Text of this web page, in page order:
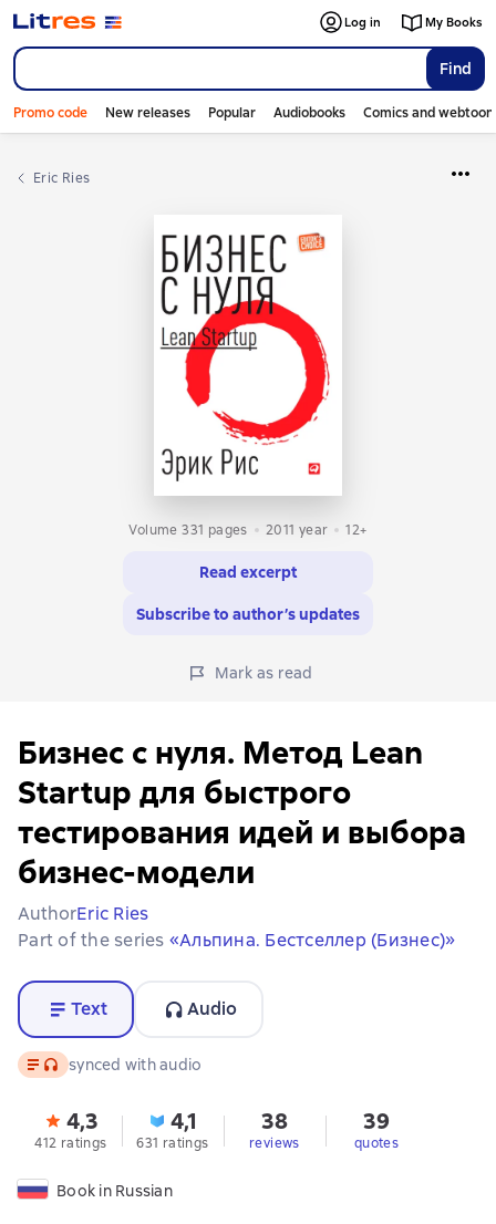
Find
Log in My Books
Promo code New releases Popular Audiobooks Comics and
Eric Ries
Volume 331 pages 2011 year 12+
Read excerpt
Subscribe to author’s updates
Mark as read
Бизнес с нуля. Метод Lean
Startup для быстрого
тестирования идей и выбора
бизнес-модели
AuthorEric Ries
Part of the series «Альпина. Бестселлер (Бизнес)»
Text Audio
Text, audio format available
synced with audio
4,3
412 ratings
4,1
631 ratings
38
reviews
39
quotes
Book in Russian